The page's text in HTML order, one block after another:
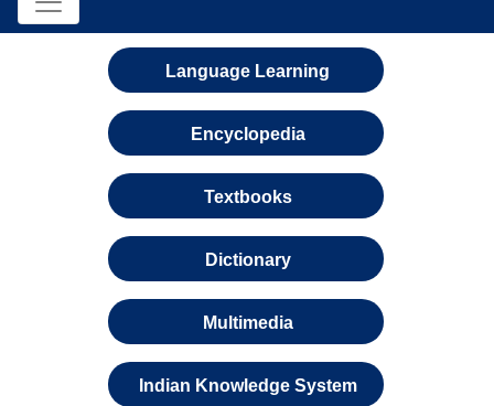
Language Learning
Encyclopedia
Textbooks
Dictionary
Multimedia
Indian Knowledge System